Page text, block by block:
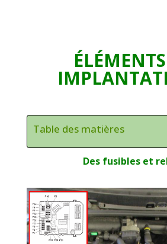
Table des matières
Des fusibles et